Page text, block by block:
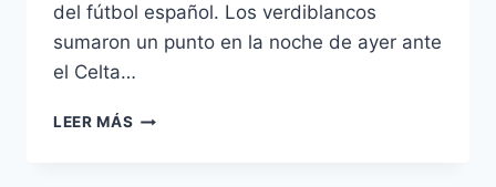
del fútbol español. Los verdiblancos
sumaron un punto en la noche de ayer ante
el Celta…
LEER MÁS POSTPARTIDO: